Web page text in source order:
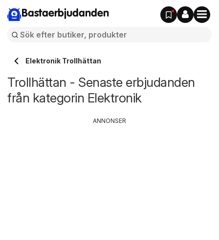
Bastaerbjudanden
Elektronik Trollhättan
Trollhättan - Senaste erbjudanden
från kategorin Elektronik
ANNONSER